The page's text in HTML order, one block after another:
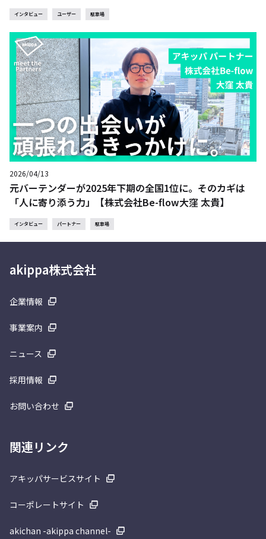
インタビュー ユーザー 駐車場
2026/04/13
元バーテンダーが2025年下期の全国1位に。そのカギは
「人に寄り添う力」【株式会社Be-flow大窪 太貴】
インタビュー パートナー 駐車場
akippa株式会社
企業情報
事業案内
ニュース
採用情報
お問い合わせ
関連リンク
アキッパサービスサイト
コーポレートサイト
akichan -akippa channel-